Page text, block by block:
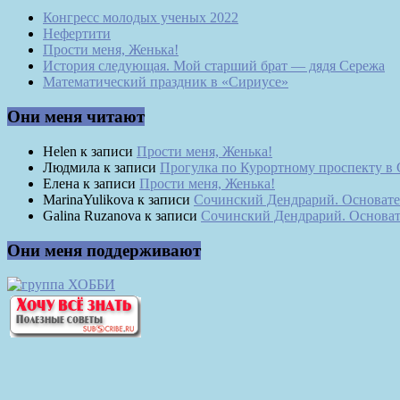
Конгресс молодых ученых 2022
Нефертити
Прости меня, Женька!
История следующая. Мой старший брат — дядя Сережа
Математический праздник в «Сириусе»
Они меня читают
Helen к записи Прости меня, Женька!
Людмила к записи Прогулка по Курортному проспекту в
Елена к записи Прости меня, Женька!
MarinaYulikova к записи Сочинский Дендрарий.
Galina Ruzanova к записи Сочинский Дендрарий.
Они меня поддерживают